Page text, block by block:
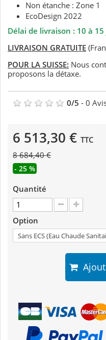
Non étanche : Zone 1
EcoDesign 2022
Délai de livraison : 10 à
LIVRAISON GRATUITE
POUR LA SUISSE: Nous
proposons la détaxe.
0/5 - 0
6 513,30 € TTC
8 684,40 €
- 25 %
Quantité
Option